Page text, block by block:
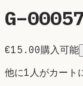
G–00057
€15.00購入可能
他に1人がカート